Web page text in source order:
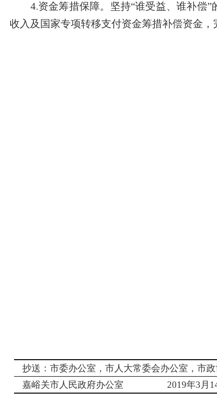
4.资金筹措保障。 坚持“谁受益、谁补偿”
收入及国家专项转移支付资金筹措补偿资金
抄送：市委办公室，市人大常委会办公室，市
嘉峪关市人民政府办公室 2019年3 月